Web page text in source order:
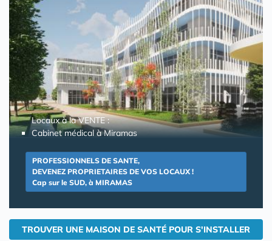
Locaux à la VENTE :
Cabinet médical à Miramas
PROFESSIONNELS DE SANTE,
DEVENEZ PROPRIETAIRES DE VOS LOCAUX !
Cap sur le SUD, à MIRAMAS
TROUVER UNE MAISON DE SANTÉ POUR S'INSTALLER